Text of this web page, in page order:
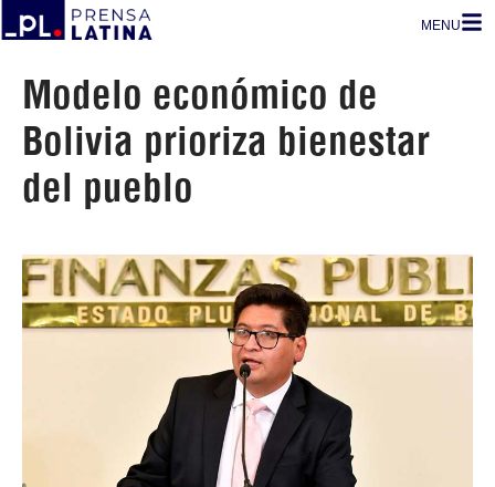
MENU
Modelo económico de
Bolivia prioriza bienestar
del pueblo